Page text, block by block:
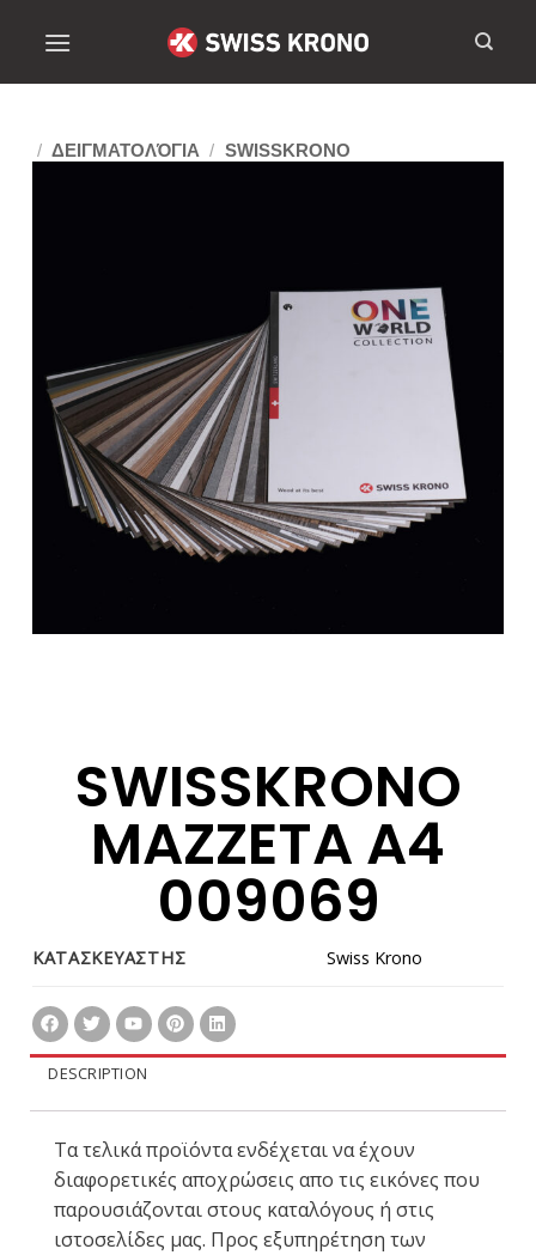
/ ΔΕΙΓΜΑΤΟΛΌΓΙΑ / SWISSKRONO
SWISSKRONO
MAZZETA A4
009069
ΚΑΤΑΣΚΕΥΑΣΤΗΣ Swiss Krono
DESCRIPTION
Τα τελικά προϊόντα ενδέχεται να έχουν
διαφορετικές αποχρώσεις απο τις εικόνες που
παρουσιάζονται στους καταλόγους ή στις
ιστοσελίδες μας. Προς εξυπηρέτηση των